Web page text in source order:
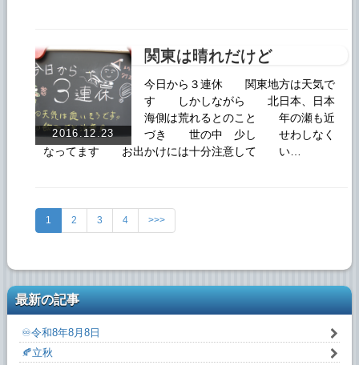
2016.12.23
関東は晴れだけど
今日から３連休 関東地方は天気で
す しかしながら 北日本、日本
海側は荒れるとのこと 年の瀬も近
づき 世の中 少し せわしなく
なってます お出かけには十分注意して い…
1 2 3 4 >>>
最新の記事
♾️令和8年8月8日
🍂立秋